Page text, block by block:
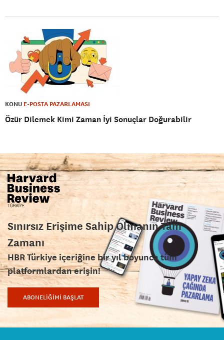
KONU E-POSTA PAZARLAMASI
Özür Dilemek Kimi Zaman İyi Sonuçlar Doğurabilir
Sınırsız Erişime Sahip Olmanın Tam
Zamanı
HBR Türkiye içeriğine bir yıl boyunca tüm
platformlardan erişin!
ABONELİĞİMİ BAŞLAT